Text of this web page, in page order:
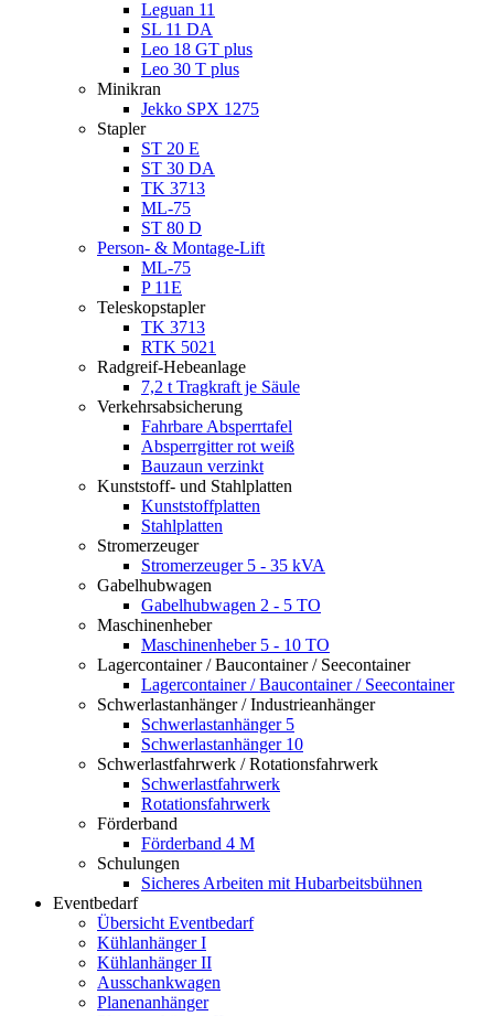
Leguan 11
SL 11 DA
Leo 18 GT plus
Leo 30 T plus
Minikran
Jekko SPX 1275
Stapler
ST 20 E
ST 30 DA
TK 3713
ML-75
ST 80 D
Person- & Montage-Lift
ML-75
P 11E
Teleskopstapler
TK 3713
RTK 5021
Radgreif-Hebeanlage
7,2 t Tragkraft je Säule
Verkehrsabsicherung
Fahrbare Absperrtafel
Absperrgitter rot weiß
Bauzaun verzinkt
Kunststoff- und Stahlplatten
Kunststoffplatten
Stahlplatten
Stromerzeuger
Stromerzeuger 5 - 35 kVA
Gabelhubwagen
Gabelhubwagen 2 - 5 TO
Maschinenheber
Maschinenheber 5 - 10 TO
Lagercontainer / Baucontainer / Seecontainer
Lagercontainer / Baucontainer / Seecontainer
Schwerlastanhänger / Industrieanhänger
Schwerlastanhänger 5
Schwerlastanhänger 10
Schwerlastfahrwerk / Rotationsfahrwerk
Schwerlastfahrwerk
Rotationsfahrwerk
Förderband
Förderband 4 M
Schulungen
Sicheres Arbeiten mit Hubarbeitsbühnen
Eventbedarf
Übersicht Eventbedarf
Kühlanhänger I
Kühlanhänger II
Ausschankwagen
Planenanhänger